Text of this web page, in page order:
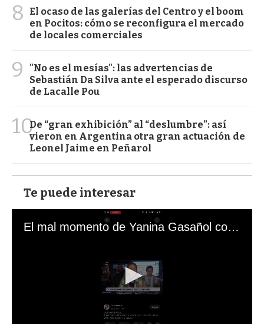
8
El ocaso de las galerías del Centro y el boom
en Pocitos: cómo se reconfigura el mercado
de locales comerciales
9
"No es el mesías": las advertencias de
Sebastián Da Silva ante el esperado discurso
de Lacalle Pou
10De “gran exhibición” al “deslumbre”: así
vieron en Argentina otra gran actuación de
Leonel Jaime en Peñarol
Te puede interesar
El mal momento de Yanina Gasañol con un hincha argentino en "Subrayado"